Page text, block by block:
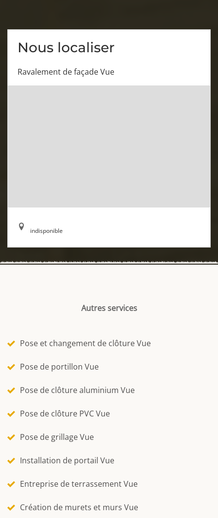
Nous localiser
Ravalement de façade Vue
indisponible
Autres services
Pose et changement de clôture Vue
Pose de portillon Vue
Pose de clôture aluminium Vue
Pose de clôture PVC Vue
Pose de grillage Vue
Installation de portail Vue
Entreprise de terrassement Vue
Création de murets et murs Vue